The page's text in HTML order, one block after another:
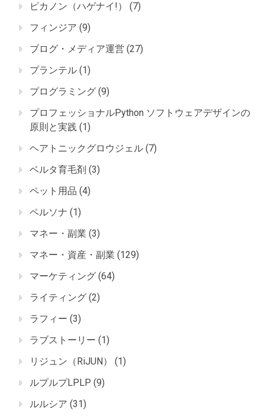
ピカノン（ハゲナイ!）
(7)
フィンジア (9)
ブログ・メディア運営 (27)
プランテル (1)
プログラミング (9)
プロフェッショナルPython ソフトウェアデザインの
原則と実践 (1)
ヘアトニックグロウジェル (7)
ベルタ育毛剤 (3)
ペット用品 (4)
ペルソナ (1)
マネー・副業 (3)
マネー・資産・副業 (129)
マーケティング (64)
ライティング (2)
ラフィー (3)
ラブストーリー (1)
リジュン（RiJUN）
(1)
ルプルプLPLP (9)
ルルシア (31)